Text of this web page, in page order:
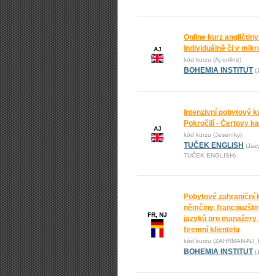
AJ
Online kurz
individuálně či v
kód kurzu (Aj online)
BOHEMIA INSTITUT
AJ
Intenzivní pobytový
Pokročilí - Čertovy
kód kurzu (Jeseníky)
TUČEK ENGLISH
TUČEK ENGLISH)
FR, NJ
Pobytové zahraniční
němčiny,
jazyků pro manažery
firemní klientelu
kód kurzu (ZAHRMAN-
BOHEMIA INSTITUT